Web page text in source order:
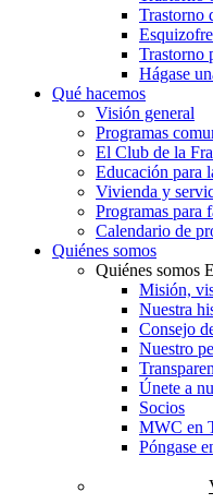
Trastorno
Trastorno
Hágase
Qué hacemos
Visión general
Programas
El Club de la
Educación para
Vivienda y
Programas
Calendario de
Quiénes somos
Quiénes somos
Misión,
Nuestra
Consejo
Nuestro
Únete a
Socios
MWC en
Póngase